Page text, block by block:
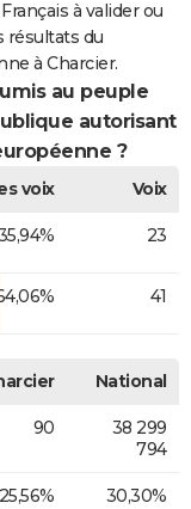
à valider ou
résultats du
à Charcier.
au peuple
autorisant
?
voix
Voix
23
41
National
90
38 299
794
25,56% 30,30%